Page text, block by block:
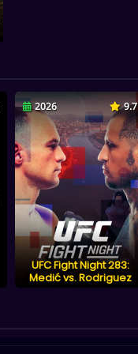
2026 9.7
UFC Fight Night 283:
Medić vs. Rodriguez